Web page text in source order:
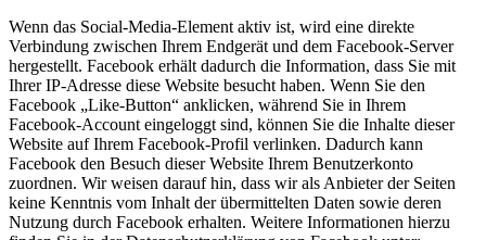
Wenn das Social-Media-Element aktiv ist, wird eine direkte
Verbindung zwischen Ihrem Endgerät und dem Facebook-Server
hergestellt. Facebook erhält dadurch die Information, dass Sie mit
Ihrer IP-Adresse diese Website besucht haben. Wenn Sie den
Facebook „Like-Button“ anklicken, während Sie in Ihrem
Facebook-Account eingeloggt sind, können Sie die Inhalte dieser
Website auf Ihrem Facebook-Profil verlinken. Dadurch kann
Facebook den Besuch dieser Website Ihrem Benutzerkonto
zuordnen. Wir weisen darauf hin, dass wir als Anbieter der Seiten
keine Kenntnis vom Inhalt der übermittelten Daten sowie deren
Nutzung durch Facebook erhalten. Weitere Informationen hierzu